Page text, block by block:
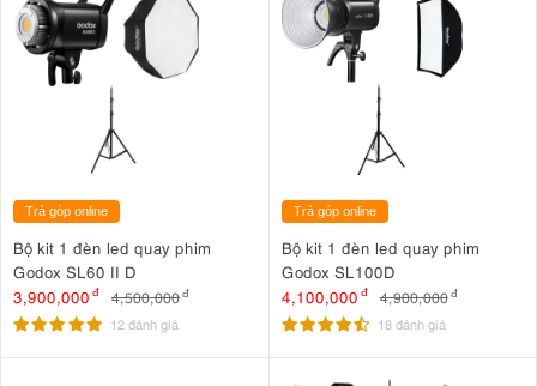
Trả góp online
Bộ kit 1 đèn led quay phim
Godox SL60 II D
3,900,000 đ 4,500,000đ
12 đánh giá
Trả góp online
Bộ kit 1 đèn led quay phim
Godox SL100D
4,100,000 đ 4,900,000 đ
18 đánh giá